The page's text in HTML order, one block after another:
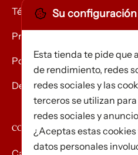
Términos y condiciones
Privacidad
Política de Cookies
Devolución de mercancías
CONTACTO
Su
Esta tienda te pide que
de rendimiento, redes
redes sociales y las
terceros se utilizan
redes sociales y
¿Aceptas estas
datos personales